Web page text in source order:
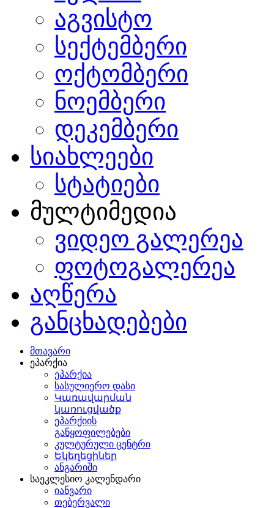
აგვისტო
სექტემბერი
ოქტომბერი
ნოემბერი
დეკემბერი
სიახლეები
სტატიები
მულტიმედია
ვიდეო გალერეა
ფოტოგალერეა
აღწერა
განცხადებები
მთავარი
ეპარქია
ეპარქია
სასულიერო დასი
Կառավարման
կառուցվածք
ეპარქიის
განყოფილებები
კულტურული ცენტრი
Եկեղեցիներ
ანგარიში
საეკლესიო კალენდარი
იანვარი
თებერვალი